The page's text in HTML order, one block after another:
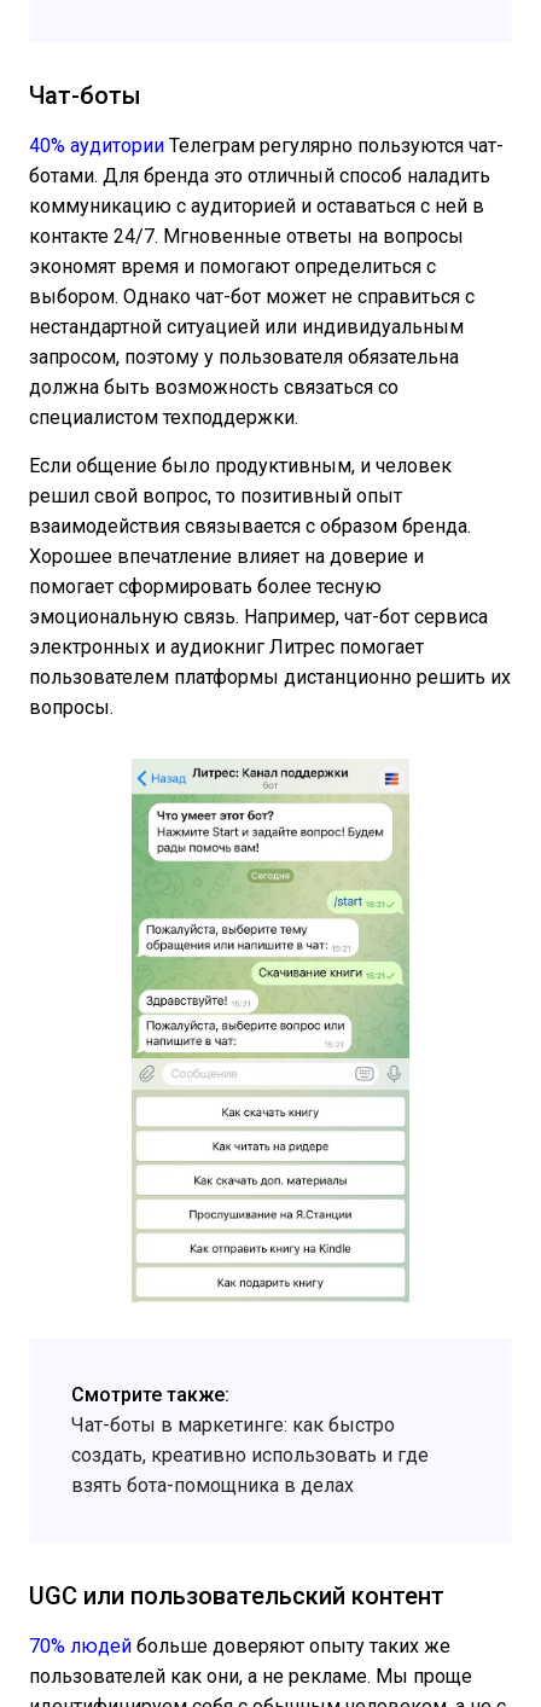
Чат-боты
40% аудитории Телеграм регулярно пользуются чат-
ботами. Для бренда это отличный способ наладить
коммуникацию с аудиторией и оставаться с ней в
контакте 24/7. Мгновенные ответы на вопросы
экономят время и помогают определиться с
выбором. Однако чат-бот может не справиться с
нестандартной ситуацией или индивидуальным
запросом, поэтому у пользователя обязательна
должна быть возможность связаться со
специалистом техподдержки.
Если общение было продуктивным, и человек
решил свой вопрос, то позитивный опыт
взаимодействия связывается с образом бренда.
Хорошее впечатление влияет на доверие и
помогает сформировать более тесную
эмоциональную связь. Например, чат-бот сервиса
электронных и аудиокниг Литрес помогает
пользователем платформы дистанционно решить их
вопросы.
Смотрите также:
Чат-боты в маркетинге: как быстро
создать, креативно использовать и где
взять бота-помощника в делах
UGС или пользовательский контент
70% людей больше доверяют опыту таких же
пользователей как они, а не рекламе. Мы проще